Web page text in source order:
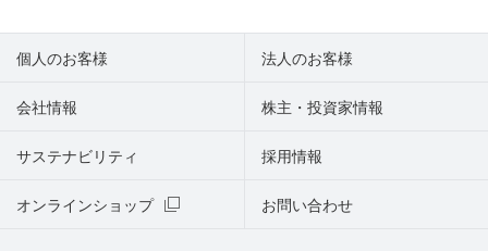
個人のお客様 法人のお客様
会社情報 株主・投資家情報
サステナビリティ
オンラインショップ お問い合わせ
採用情報